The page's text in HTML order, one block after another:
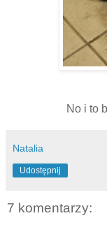
No i to
Natalia
Udostępnij
7 komentarzy: